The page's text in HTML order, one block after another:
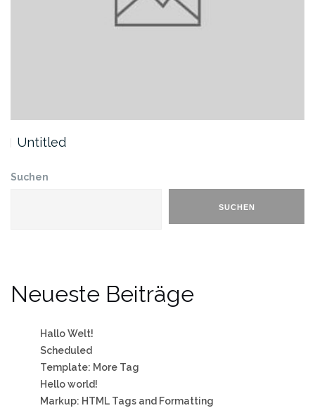
Untitled
Suchen
SUCHEN
Neueste Beiträge
Hallo Welt!
Scheduled
Template: More Tag
Hello world!
Markup: HTML Tags and Formatting